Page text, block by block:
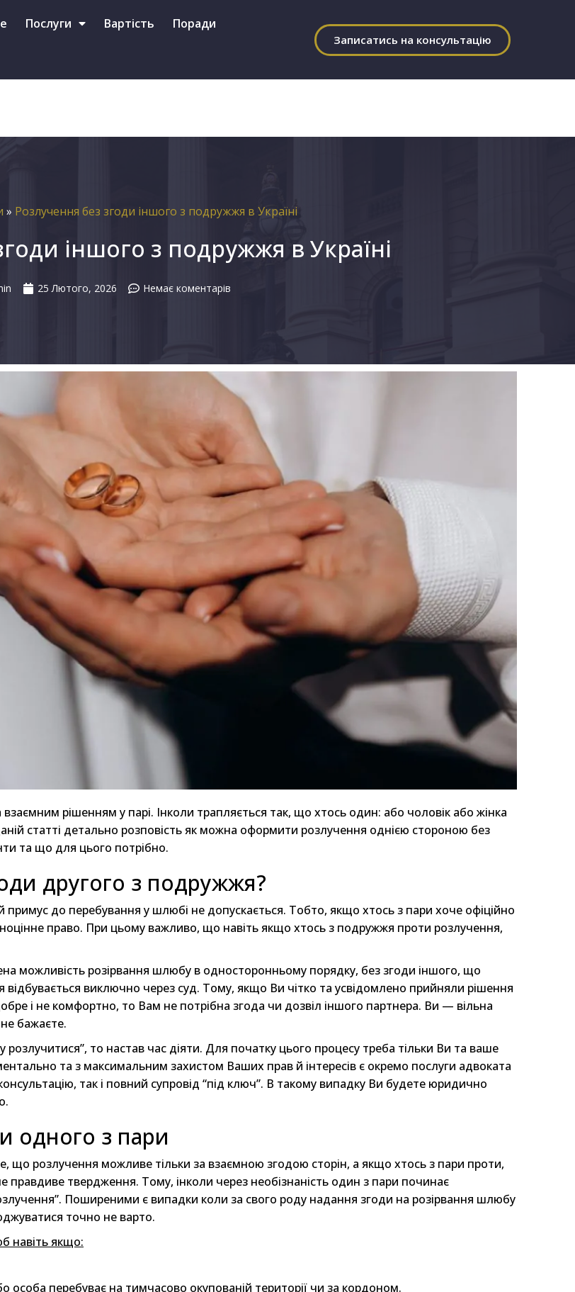
46-79 (Viber, Telegram, WhatsApp)
Послуги Вартість Поради
Записатись на консультацію
» Розлучення без згоди іншого з подружжя в Україні
іншого з подружжя в Україні
25 Лютого, 2026 Немає коментарів
рішенням у парі. Інколи трапляється так, що хтось один: або чоловік або жінка
статті детально розповість як можна оформити розлучення однією стороною без
та що для цього потрібно.
другого з подружжя?
до перебування у шлюбі не допускається. Тобто, якщо хтось з пари хоче офіційно
право. При цьому важливо, що навіть якщо хтось з подружжя проти розлучення,
можливість розірвання шлюбу в односторонньому порядку, без згоди іншого, що
відбувається виключно через суд. Тому, якщо Ви чітко та усвідомлено прийняли рішення
і не комфортно, то Вам не потрібна згода чи дозвіл іншого партнера. Ви — вільна
бажаєте.
то настав час діяти. Для початку цього процесу треба тільки Ви та ваше
та з максимальним захистом Ваших прав й інтересів є окремо послуги адвоката
так і повний супровід “під ключ”. В такому випадку Ви будете юридично
одного з пари
розлучення можливе тільки за взаємною згодою сторін, а якщо хтось з пари проти,
твердження. Тому, інколи через необізнаність один з пари починає
Поширеними є випадки коли за свого роду надання згоди на розірвання шлюбу
точно не варто.
навіть якщо:
перебуває на тимчасово окупованій території чи за кордоном.